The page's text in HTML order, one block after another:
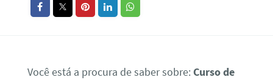
Você está a procura de saber sobre:Curso de